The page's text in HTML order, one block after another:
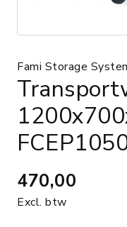
Fami Storage
470,00
Excl. btw